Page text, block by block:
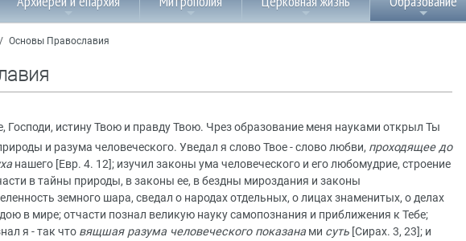
/ Основы Православия
Господи, истину Твою и правду Твою. Чрез образование меня науками открыл Ты
и разума человеческого. Уведал я слово Твое - слово любви, проходящее до
нашего [Евр. 4. 12]; изучил законы ума человеческого и его любомудрие, строение
в тайны природы, в законы ее, в бездны мироздания и законы
земного шара, сведал о народах отдельных, о лицах знаменитых, о делах
в мире; отчасти познал великую науку самопознания и приближения к Тебе;
я - так что вящшая разума человеческого показана ми суть [Сирах. 3, 23]; и